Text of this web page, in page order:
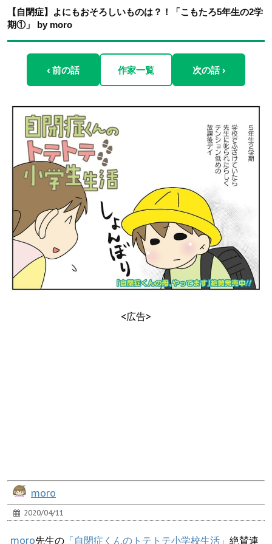
【自閉症】よにもおそろしいものは？！「こもたろ5年生の2学
期①」 by moro
‹ 前の話 作家一覧 次の話 ›
<広告>
moro
2020/04/11
moro先生の 「自閉症くんのトテトテ小学校生活」 絶賛連